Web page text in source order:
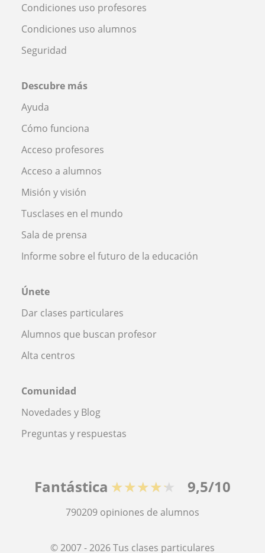
Condiciones uso profesores
Condiciones uso alumnos
Seguridad
Descubre más
Ayuda
Cómo funciona
Acceso profesores
Acceso a alumnos
Misión y visión
Tusclases en el mundo
Sala de prensa
Informe sobre el futuro de la educación
Únete
Dar clases particulares
Alumnos que buscan profesor
Alta centros
Comunidad
Novedades y Blog
Preguntas y respuestas
Fantástica ★★★★★ 9,5/10
790209 opiniones de alumnos
© 2007 - 2026 Tus clases particulares